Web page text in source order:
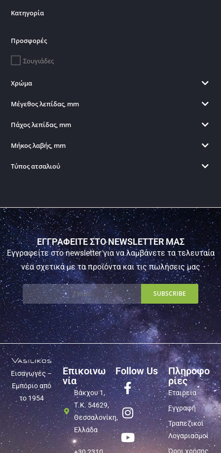
Κατηγορία
Προσφορές
Σουγιάδες
Χρώμα
Μέγεθος λεπίδας, mm
Πάχος λεπίδας, mm
Μήκος λαβής, mm
Τύπος ατσαλιού
ΕΓΓΡΑΦΕΙΤΕ ΣΤΟ NEWSLETTER ΜΑΣ
Εγγραφείτε στο newsletter για να λαμβάνετε τα τελευταία
νέα σχετικά με τα προϊόντα και τις πωλήσεις μας
Εισαγωγές –
Εμπόριο από
το 1954
Επικοινω
νία
Βάκχου 1,
Τ.Κ. 54629,
Θεσσαλονίκη,
Ελλάδα
Follow Us
Πληροφο
ρίες
Εταιρεία
Εγγραφή
Τραπεζικοί
Λογαριασμοί
Όροι χρήσης